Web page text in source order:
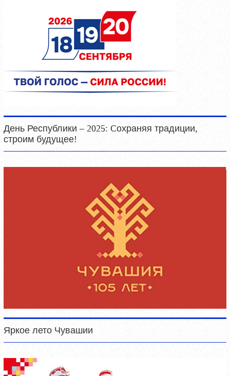
День Республики – 2025: Cохраняя традиции,
строим будущее!
Яркое лето Чувашии